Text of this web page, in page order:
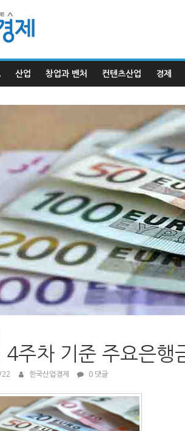
산업 창업과 벤처 컨텐츠산업 경제
4주차 기준 주요은행
한국산업경제 0 댓글